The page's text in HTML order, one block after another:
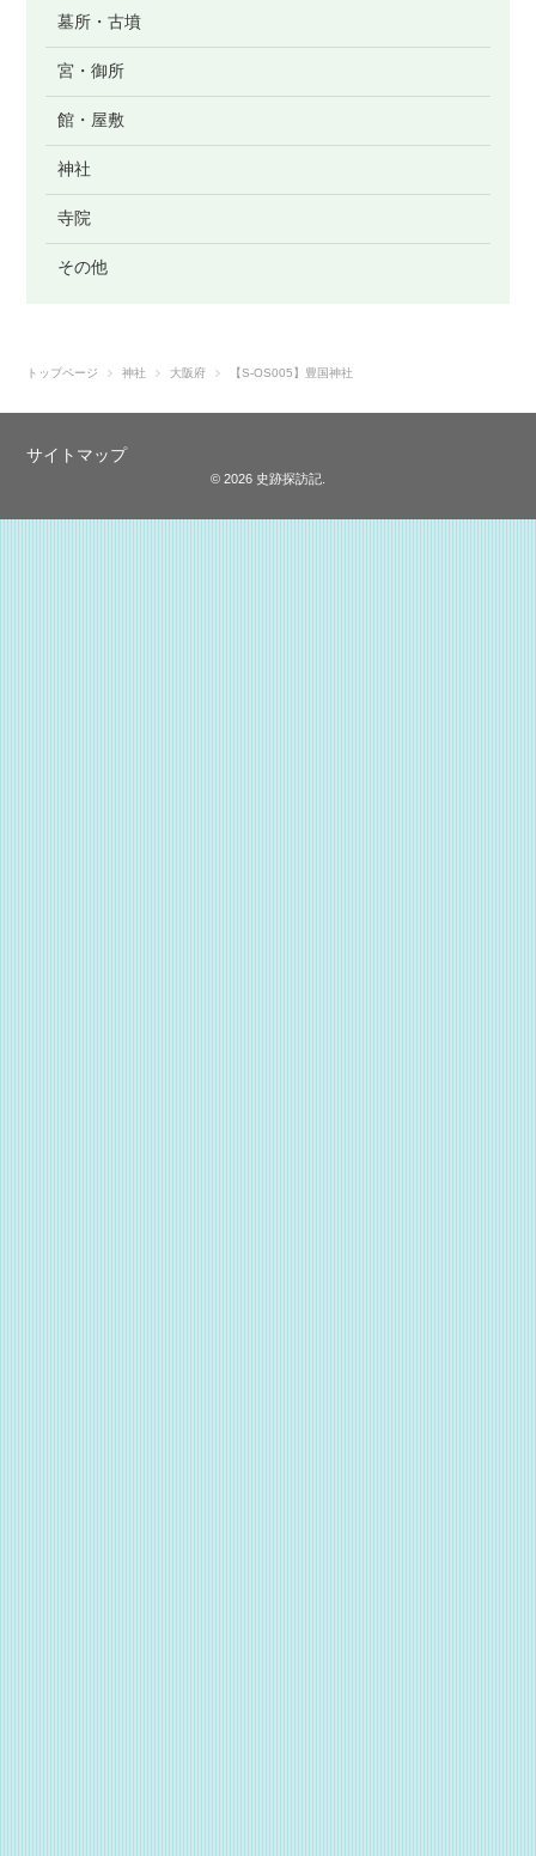
墓所・古墳
宮・御所
館・屋敷
神社
寺院
その他
トップページ 神社 大阪府 【S-OS005】豊国神社
サイトマップ
© 2026 史跡探訪記.